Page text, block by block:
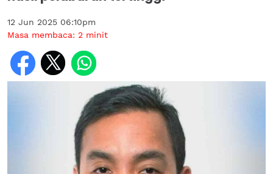
12 Jun 2025 06:10pm
Masa membaca: 2 minit